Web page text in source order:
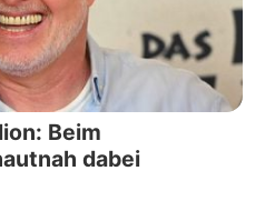
Beim
dabei